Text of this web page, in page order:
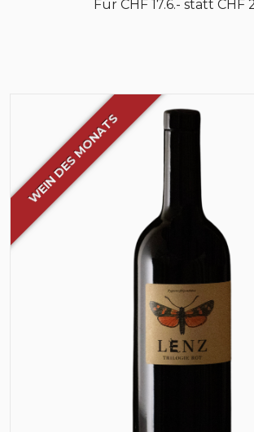
Für CHF 17.6.- statt CHF
WEIN DES MONATS